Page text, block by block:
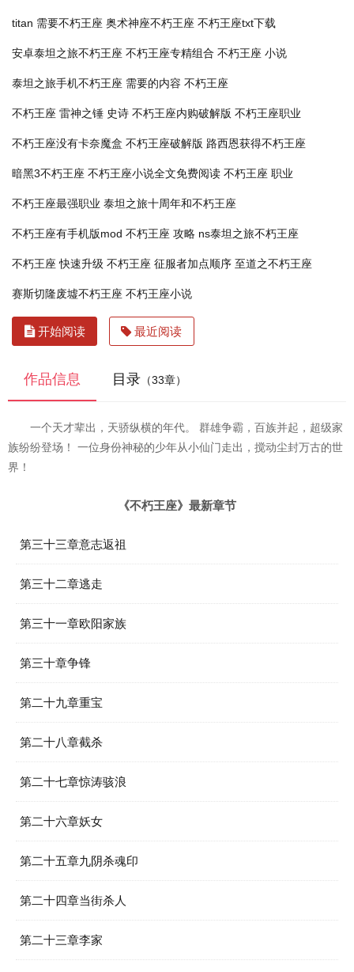
titan 需要不朽王座 奥术神座不朽王座 不朽王座txt下载
安卓泰坦之旅不朽王座 不朽王座专精组合 不朽王座 小说
泰坦之旅手机不朽王座 需要的内容 不朽王座
不朽王座 雷神之锤 史诗 不朽王座内购破解版 不朽王座职业
不朽王座没有卡奈魔盒 不朽王座破解版 路西恩获得不朽王座
暗黑3不朽王座 不朽王座小说全文免费阅读 不朽王座 职业
不朽王座最强职业 泰坦之旅十周年和不朽王座
不朽王座有手机版mod 不朽王座 攻略 ns泰坦之旅不朽王座
不朽王座 快速升级 不朽王座 征服者加点顺序 至道之不朽王座
赛斯切隆废墟不朽王座 不朽王座小说
开始阅读 最近阅读
作品信息 目录 （33章）
一个天才辈出，天骄纵横的年代。 群雄争霸，百族并起，超级家
族纷纷登场！ 一位身份神秘的少年从小仙门走出，搅动尘封万古的世
界！
《不朽王座》最新章节
第三十三章意志返祖
第三十二章逃走
第三十一章欧阳家族
第三十章争锋
第二十九章重宝
第二十八章截杀
第二十七章惊涛骇浪
第二十六章妖女
第二十五章九阴杀魂印
第二十四章当街杀人
第二十三章李家